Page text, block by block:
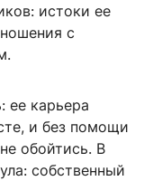
истоки ее
с
ее карьера
и без помощи
обойтись. В
собственный